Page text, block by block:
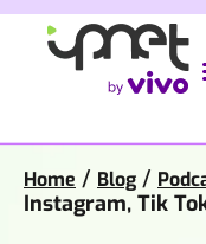
Home / Blog /
Instagram, Tik